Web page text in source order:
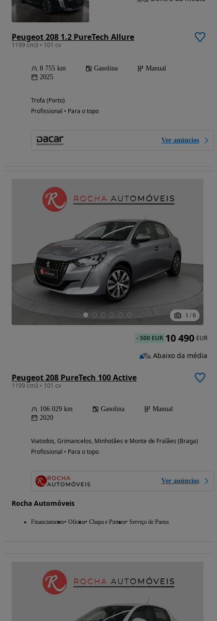
Peugeot 208 1.2 PureTech Allure
1199 cm3 • 101 cv
8 755 km Gasolina
Manual
2025
Trofa (Porto)
Profissional • Para o topo
Ver anúncios
1 / 6
Peugeot 208 PureTech 100 Active
1199 cm3 • 101 cv
106 029 km Gasolina
Manual
2020
Viatodos, Grimancelos, Minhotães e Monte de Fralães (Braga)
Profissional • Para o topo
Ver anúncios
Rocha Automóveis
Financiamento Oficina Chapa e Pintura Serviço de Pneus
-500 EUR 10 490 EUR
Abaixo da média